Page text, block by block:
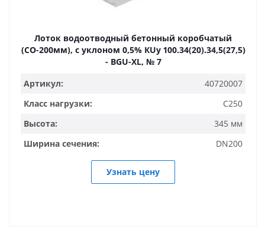
Лоток водоотводный бетонный коробчатый
(СО-200мм), с уклоном 0,5% КUу 100.34(20).34,5(27,5)
- BGU-XL, № 7
Артикул:
40720007
Класс нагрузки:
C250
Высота:
345 мм
Ширина сечения:
DN200
Узнать цену